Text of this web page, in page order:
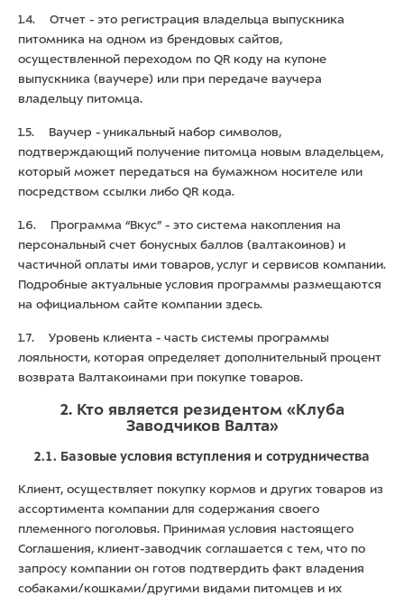
1.4. Отчет - это регистрация владельца выпускника
питомника на одном из брендовых сайтов,
осуществленной переходом по QR коду на купоне
выпускника (ваучере) или при передаче ваучера
владельцу питомца.
1.5. Ваучер - уникальный набор символов,
подтверждающий получение питомца новым владельцем,
который может передаться на бумажном носителе или
посредством ссылки либо QR кода.
1.6. Программа “Вкус” - это система накопления на
персональный счет бонусных баллов (валтакоинов) и
частичной оплаты ими товаров, услуг и сервисов компании.
Подробные актуальные условия программы размещаются
на официальном сайте компании здесь.
1.7. Уровень клиента - часть системы программы
лояльности, которая определяет дополнительный процент
возврата Валтакоинами при покупке товаров.
2. Кто является резидентом «Клуба
Заводчиков Валта»
2.1. Базовые условия вступления и сотрудничества
Клиент, осуществляет покупку кормов и других товаров из
ассортимента компании для содержания своего
племенного поголовья. Принимая условия настоящего
Соглашения, клиент-заводчик соглашается с тем, что по
запросу компании он готов подтвердить факт владения
собаками/кошками/другими видами питомцев и их